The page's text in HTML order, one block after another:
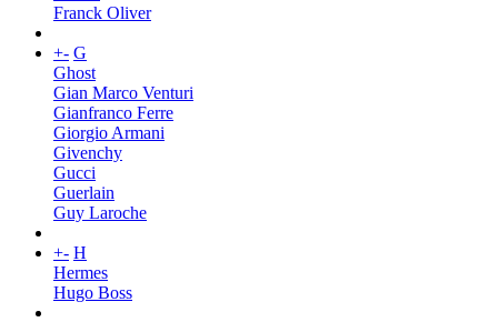
Franck Oliver
+- G
Ghost
Gian Marco Venturi
Gianfranco Ferre
Giorgio Armani
Givenchy
Gucci
Guerlain
Guy Laroche
+- H
Hermes
Hugo Boss